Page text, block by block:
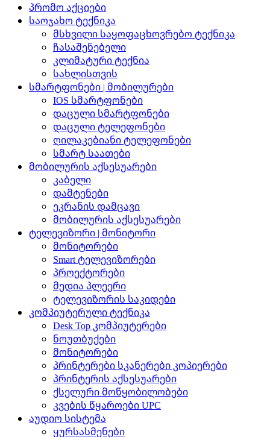
პრომო აქციები
საოჯახო ტექნიკა
მსხვილი საყოფაცხოვრებო ტექნიკა
ჩასაშენებელი
კლიმატური ტექნია
სახლისთვის
სმარტფონები | მობილურები
IOS სმარტფონები
დაცული სმარტფონები
დაცული ტელეფონები
ღილაკებიანი ტელეფონები
სმარტ საათები
მობილურის აქსესუარები
კაბელი
დამტენები
ეკრანის დამცავი
მობილურის აქსესუარები
ტელევიზორი | მონიტორი
მონიტორები
Smart ტელევიზორები
პროექტორები
მედია პლეერი
ტელევიზორის საკიდები
კომპიუტერული ტექნიკა
Desk Top კომპიუტერები
ნოუთბუქები
მონიტორები
პრინტერები სკანერები კოპიერები
პრინტერის აქსესუარები
ქსელური მოწყობილობები
კვების წყაროები UPC
აუდიო სისტემა
ყურსასმენები